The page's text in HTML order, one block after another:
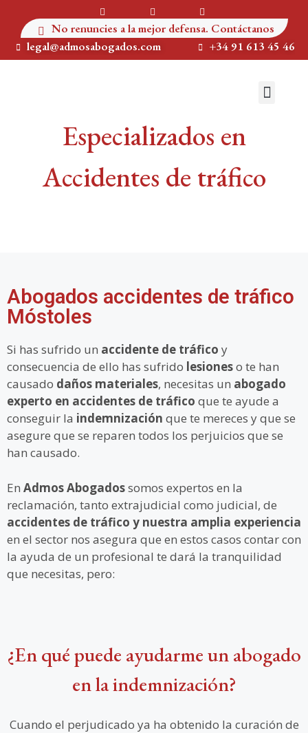
No renuncies a la mejor defensa. Contáctanos
legal@admosabogados.com
+34 91 613 45 46
Especializados en
Accidentes de tráfico
Abogados accidentes de tráfico
Móstoles
Si has sufrido un accidente de tráfico y
consecuencia de ello has sufrido lesioneso te han
causado daños materiales, necesitas un abogado
experto en accidentes de tráfico que te ayude a
conseguir la indemnización que te mereces y que se
asegure que se reparen todos los perjuicios que se
han causado.
En Admos Abogadossomos expertos en la
reclamación, tanto extrajudicial como judicial, de
accidentes de tráfico y nuestra amplia experiencia
en el sector nos asegura que en estos casos contar con
la ayuda de un profesional te dará la tranquilidad
que necesitas, pero:
¿En qué puede ayudarme un abogado
en la indemnización?
Cuando el perjudicado ya ha obtenido la curación de